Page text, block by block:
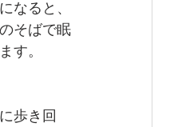
なると、
そばで眠
す。
歩き回